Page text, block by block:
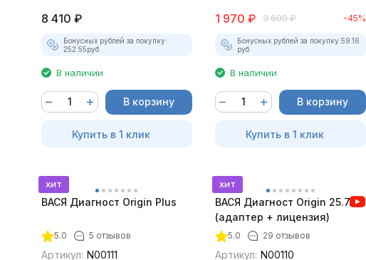
8 410 ₽
Бонусных рублей за покупку:
252.55руб.
В наличии
В корзину
Купить в 1 клик
1 970 ₽ 3 600 ₽ -45%
Бонусных рублей за покупку:59.16
руб.
В наличии
В корзину
Купить в 1 клик
хит
ВАСЯ Диагност Origin Plus
5.0 5 отзывов
Артикул: N00111
хит
ВАСЯ Диагност Origin 25.7.0
(адаптер + лицензия)
5.0 29 отзывов
Артикул: N00110